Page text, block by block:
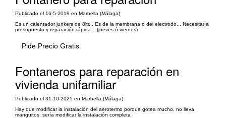
Publicado el 16-5-2019 en Marbella (Málaga)
Es un calentador junkers de 8ltr... Es de la membrana ó del electrodo... Necesitaría
presupuesto y reparación rápida... (jueves ó viernes)
Pide Precio Gratis
Fontaneros para reparación en
vivienda unifamiliar
Publicado el 31-10-2025 en Marbella (Málaga)
Hay que modificar la instalación del aerotermo porque gotea mucho, no lleva
manguitos, sería modificar la instalación completa